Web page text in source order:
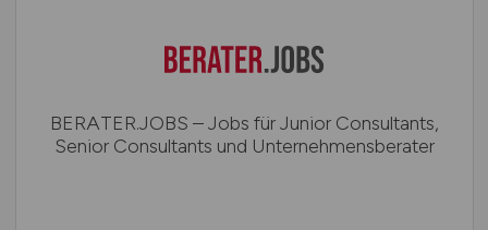
BERATER.JOBS – Jobs für Junior Consultants,
Senior Consultants und Unternehmensberater